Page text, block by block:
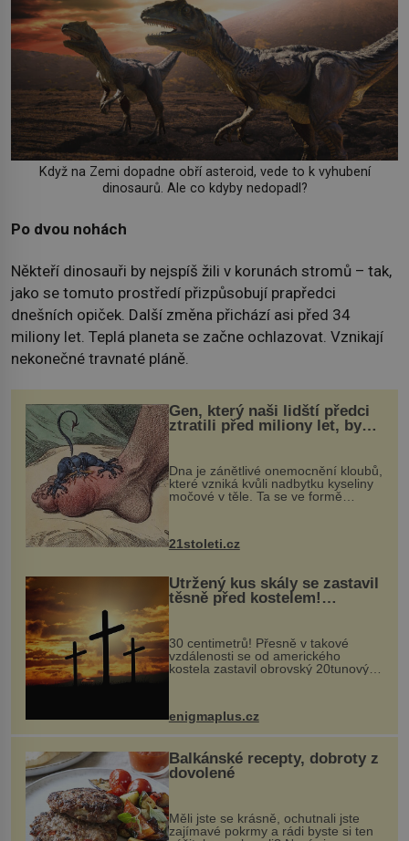
Když na Zemi dopadne obří asteroid, vede to k vyhubení
dinosaurů. Ale co kdyby nedopadl?
Po dvou nohách
Někteří dinosauři by nejspíš žili v korunách stromů – tak,
jako se tomuto prostředí přizpůsobují prapředci
dnešních opiček. Další změna přichází asi před 34
miliony let. Teplá planeta se začne ochlazovat. Vznikají
nekonečné travnaté pláně.
Gen, který naši lidští předci
ztratili před miliony let, by
mohl pomoci s léčbou
„nemoci králů“
Dna je zánětlivé onemocnění kloubů,
které vzniká kvůli nadbytku kyseliny
močové v těle. Ta se ve formě
nohou, a způsobuje bole...
21stoleti.cz
Utržený kus skály se zastavil
těsně před kostelem!
Ochránila ho boží síla?
30 centimetrů! Přesně v takové
vzdálenosti se od amerického
kostela zastavil obrovský 20tunový
...
enigmaplus.cz
Balkánské recepty, dobroty z
dovolené
Měli jste se krásně, ochutnali jste
zajímavé pokrmy a rádi byste si ten